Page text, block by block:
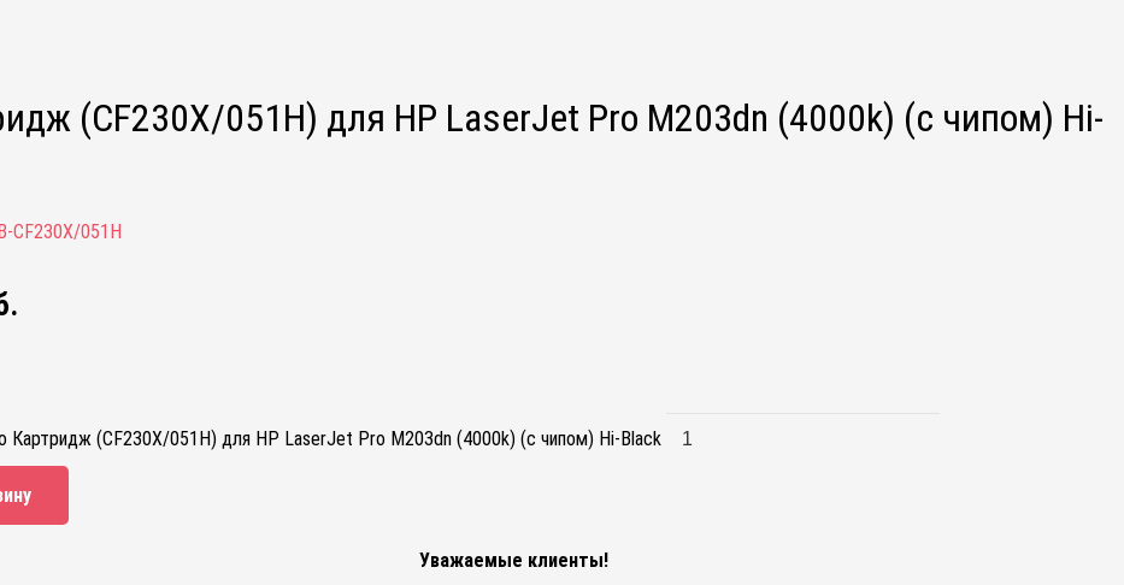
(CF230X/051H) для HP LaserJet Pro M203dn (4000k) (с чипом) Hi-
CF230X/051H
Картридж (CF230X/051H) для HP LaserJet Pro M203dn (4000k) (с чипом) Hi-Black
Уважаемые клиенты!